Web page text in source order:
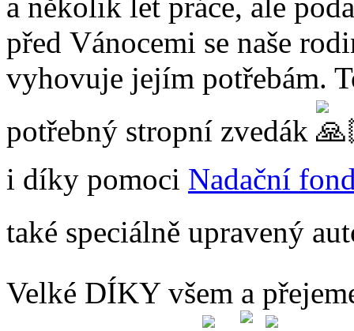
a několik let práce, ale
před Vánocemi se naše
vyhovuje jejím potřebám.
potřebný stropní zvedák
i díky pomoci Nadační
také speciálně upravený
Velké DÍKY všem a